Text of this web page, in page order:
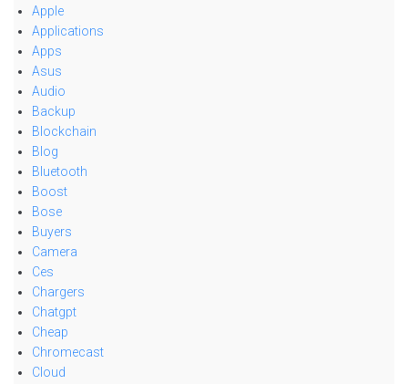
Apple
Applications
Apps
Asus
Audio
Backup
Blockchain
Blog
Bluetooth
Boost
Bose
Buyers
Camera
Ces
Chargers
Chatgpt
Cheap
Chromecast
Cloud